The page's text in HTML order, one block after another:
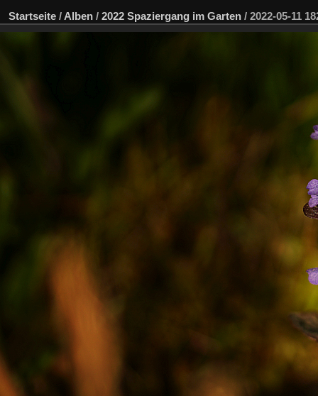
Startseite / Alben / 2022 Spaziergang im Garten / 2022-05-11